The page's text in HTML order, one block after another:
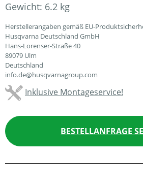
Gewicht: 6.2 kg
Herstellerangaben gemäß EU-
Husqvarna Deutschland GmbH
Hans-Lorenser-Straße 40
89079 Ulm
Deutschland
info.de@husqvarnagroup.com
Inklusive Montageservice!
BESTELLANFRAGE